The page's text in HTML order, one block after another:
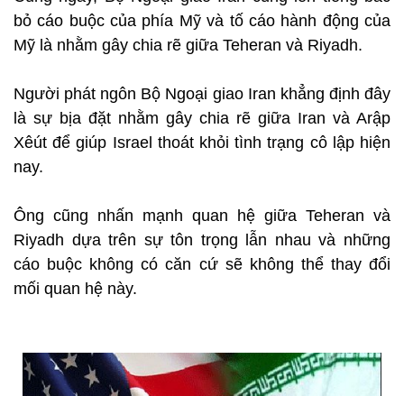
bỏ cáo buộc của phía Mỹ và tố cáo hành động của
Mỹ là nhằm gây chia rẽ giữa Teheran và Riyadh.
Người phát ngôn Bộ Ngoại giao Iran khẳng định đây
là sự bịa đặt nhằm gây chia rẽ giữa Iran và Arập
Xêút để giúp Israel thoát khỏi tình trạng cô lập hiện
nay.
Ông cũng nhấn mạnh quan hệ giữa Teheran và
Riyadh dựa trên sự tôn trọng lẫn nhau và những
cáo buộc không có căn cứ sẽ không thể thay đổi
mối quan hệ này.